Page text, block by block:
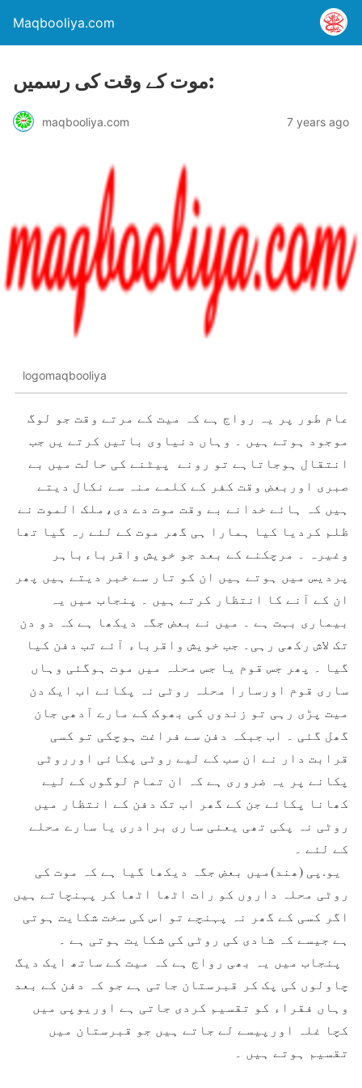
Maqbooliya.com
موت کے وقت کی رسمیں:
maqbooliya.com 7 years ago
logomaqbooliya
عام طور پر یہ رواج ہے کہ میت کے مرتے وقت جو لوگ
موجود ہوتے ہیں ۔ وہاں دنیاوی باتیں کرتے یں جب
انتقال ہوجاتاہے تو رونے پیٹنے کی حالت میں بے
صبری اوربعض وقت کفر کے کلمے منہ سے نکال دیتے
ہیں کہ ہائے خدانے بے وقت موت دے دی،ملک الموت نے
ظلم کردیا کیا ہمارا ہی گھر موت کے لئے رہ گیا تھا
وغیرہ ۔ مرچکنے کے بعد جو خویش واقرباءباہر
پردیس میں ہوتے ہیں ان کو تار سے خبر دیتے ہیں پھر
ان کے آنے کا انتظار کرتے ہیں ۔ پنجاب میں یہ
بیماری بہت ہے ۔ میں نے بعض جگہ دیکھا ہے کہ دو دن
تک لاش رکھی رہی۔ جب خویش واقرباء آئے تب دفن کیا
گیا ۔ پھر جس قوم یا جس محلہ میں موت ہوگئی وہاں
ساری قوم اورسارا محلہ روٹی نہ پکائے اب ایک دن
میت پڑی رہی تو زندوں کی بھوک کے مارے آدھی جان
گھل گئی ۔ اب جبکہ دفن سے فراغت ہوچکی تو کسی
قرابت دار نے ان سب کے لیے روٹی پکائی اورروٹی
پکانے پر یہ ضروری ہے کہ ان تمام لوگوں کے لیے
کھانا پکائے جن کے گھر اب تک دفن کے انتظار میں
روٹی نہ پکی تھی یعنی ساری برادری یا سارے محلے
کے لئے ۔
یو.پی (ھند)میں بعض جگہ دیکھا گیا ہے کہ موت کی
روٹی محلہ داروں کو رات اٹھا اٹھا کر پہنچاتے ہیں
اگر کسی کے گھر نہ پہنچے تو اس کی سخت شکایت ہوتی
ہے جیسے کہ شادی کی روٹی کی شکایت ہوتی ہے ۔
پنجاب میں یہ بھی رواج ہے کہ میت کے ساتھ ایک دیگ
چاولوں کی پک کر قبرستان جاتی ہے جو کہ دفن کے بعد
وہاں فقراء کو تقسیم کردی جاتی ہے اوریوپی میں
کچا غلہ اورپیسے لے جاتے ہیں جو قبرستان میں
تقسیم ہوتے ہیں ۔